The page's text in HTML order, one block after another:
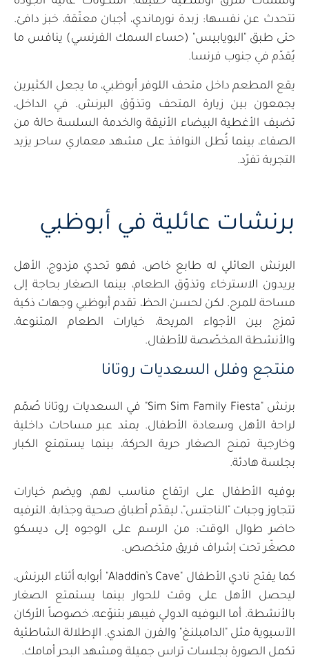
تتحدث عن نفسها: زبدة نورماندي، أجبان معتّقة، خبز دافئ.
حتى طبق "البويابيس" (حساء السمك الفرنسي) ينافس ما
يُقدّم في جنوب فرنسا.
يقع المطعم داخل متحف اللوفر أبوظبي، ما يجعل الكثيرين
يجمعون بين زيارة المتحف وتذوّق البرنش. في الداخل،
تضيف الأغطية البيضاء الأنيقة والخدمة السلسة حالة من
الصفاء، بينما تُطل النوافذ على مشهد معماري ساحر يزيد
التجربة تفرّد.
برنشات عائلية في أبوظبي
البرنش العائلي له طابع خاص، فهو تحدي مزدوج، الأهل
يريدون الاسترخاء وتذوّق الطعام، بينما الصغار بحاجة إلى
مساحة للمرح. لكن لحسن الحظ، تقدم أبوظبي وجهات ذكية
تمزج بين الأجواء المريحة، خيارات الطعام المتنوعة،
والأنشطة المخصّصة للأطفال.
منتجع وفلل السعديات روتانا
برنش "Sim Sim Family Fiesta" في السعديات روتانا صُمّم
لراحة الأهل وسعادة الأطفال. يمتد عبر مساحات داخلية
وخارجية تمنح الصغار حرية الحركة، بينما يستمتع الكبار
بجلسة هادئة.
بوفيه الأطفال على ارتفاع مناسب لهم، ويضم خيارات
تتجاوز وجبات "الناجتس"، ليقدّم أطباق صحية وجذابة. الترفيه
حاضر طوال الوقت: من الرسم على الوجوه إلى ديسكو
مصغّر تحت إشراف فريق متخصص.
كما يفتح نادي الأطفال "Aladdin’s Cave" أبوابه أثناء البرنش،
ليحصل الأهل على وقت للحوار بينما يستمتع الصغار
بالأنشطة. أما البوفيه الدولي فيبهر بتنوّعه، خصوصاً الأركان
الآسيوية مثل "الدامبلنغ" والفرن الهندي. الإطلالة الشاطئية
تكمل الصورة بجلسات تراس جميلة ومشهد البحر أمامك.